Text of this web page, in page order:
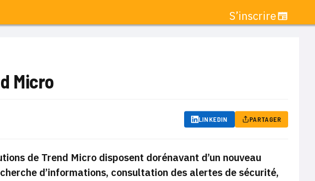
S’inscrire
Micro
LINKEDIN PARTAGER
de Trend Micro disposent dorénavant d’un nouveau
d’informations, consultation des alertes de sécurité,